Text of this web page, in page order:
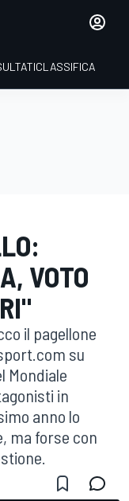
CLASSIFICA
VOTO
il pagellone
su
Mondiale
in
anno lo
ma forse con